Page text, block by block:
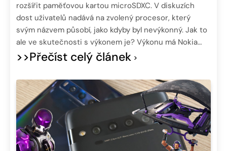
rozšířit paměťovou kartou microSDXC. V diskuzích
dost uživatelů nadává na zvolený procesor, který
svým názvem působí, jako kdyby byl nevýkonný. Jak to
ale ve skutečnosti s výkonem je? Výkonu má Nokia…
>>Přečíst celý článek